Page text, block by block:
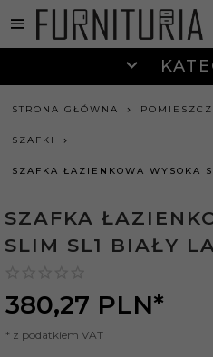
STRONA GŁÓWNA
SZAFKI
SZAFKA ŁAZIENKOWA WYSOKA
SZAFKA
SLIM SL1 BIAŁY
380,27 PLN*
* z podatkiem VAT